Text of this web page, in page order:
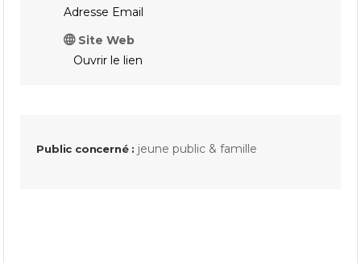
Adresse Email
Site Web
Ouvrir le lien
Public concerné : jeune public & famille